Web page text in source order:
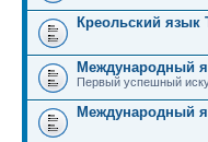
Креольский язык
Международный
Первый успешный
Международный